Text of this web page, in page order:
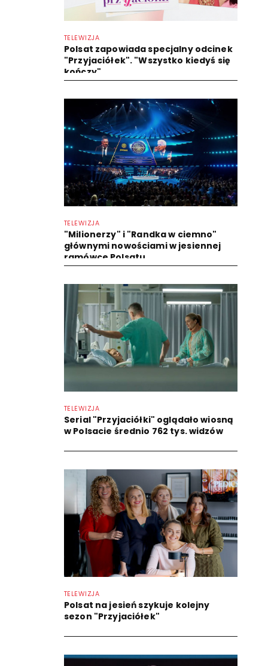
TELEWIZJA
Polsat zapowiada specjalny odcinek
"Przyjaciółek". "Wszystko kiedyś się
kończy"
TELEWIZJA
"Milionerzy" i "Randka w ciemno"
głównymi nowościami w jesiennej
ramówce Polsatu
TELEWIZJA
Serial "Przyjaciółki" oglądało wiosną
w Polsacie średnio 762 tys. widzów
TELEWIZJA
Polsat na jesień szykuje kolejny
sezon "Przyjaciółek"